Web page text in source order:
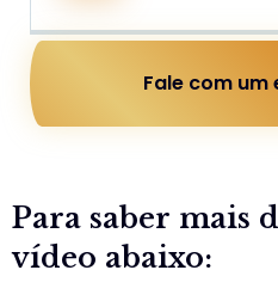
Fale com
Para saber mais
vídeo abaixo: